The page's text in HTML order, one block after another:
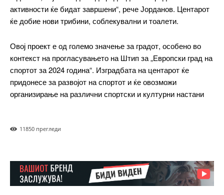
ИЗБЕРЕТЕ ПЛАН
Included for free:
Etiam est nibh, lobortis sit
Praesent euismod ac
Orci varius natoque dolor
Pro
активности ќе бидат завршени“, рече Јорданов. Центарот
ќе добие нови трибини, соблекувални и тоалети.
Овој проект е од големо значење за градот, особено во
контекст на прогласувањето на Штип за „Европски град на
спортот за 2024 година“. Изградбата на центарот ќе
придонесе за развојот на спортот и ќе овозможи
организирање на различни спортски и културни настани
11850 прегледи